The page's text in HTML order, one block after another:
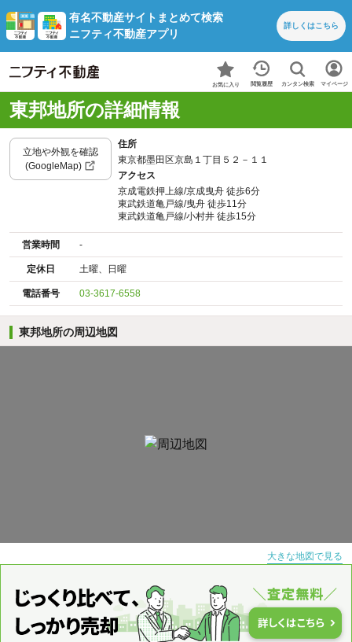
有名不動産サイトまとめて検索
ニフティ不動産アプリ
詳しくはこちら
お気に入り 閲覧履歴 カンタン検索 マイページ
東邦地所の詳細情報
立地や外観を確認
(GoogleMap)
住所
東京都墨田区京島１丁目５２－１１
アクセス
京成電鉄押上線/京成曳舟 徒歩6分
東武鉄道亀戸線/曳舟 徒歩11分
東武鉄道亀戸線/小村井 徒歩15分
営業時間 -
定休日 土曜、日曜
電話番号 03-3617-6558
東邦地所の周辺地図
大きな地図で見る